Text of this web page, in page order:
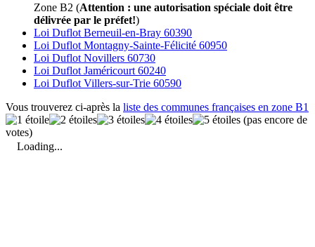
Zone B2 (Attention : une autorisation spéciale doit être
délivrée par le préfet!)
Loi Duflot Berneuil-en-Bray 60390
Loi Duflot Montagny-Sainte-Félicité 60950
Loi Duflot Novillers 60730
Loi Duflot Jaméricourt 60240
Loi Duflot Villers-sur-Trie 60590
Vous trouverez ci-après la liste des communes françaises en zone B1
(pas encore de
votes)
Loading...